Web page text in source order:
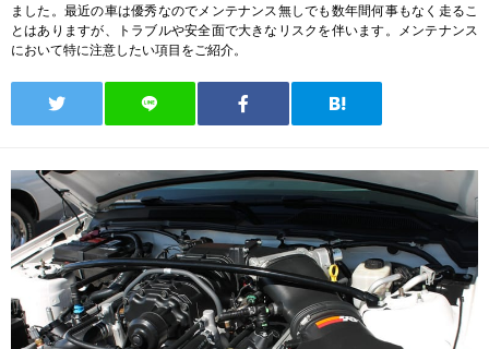
ました。最近の車は優秀なのでメンテナンス無しでも数年間何事もなく走るこ
とはありますが、トラブルや安全面で大きなリスクを伴います。メンテナンス
において特に注意したい項目をご紹介。